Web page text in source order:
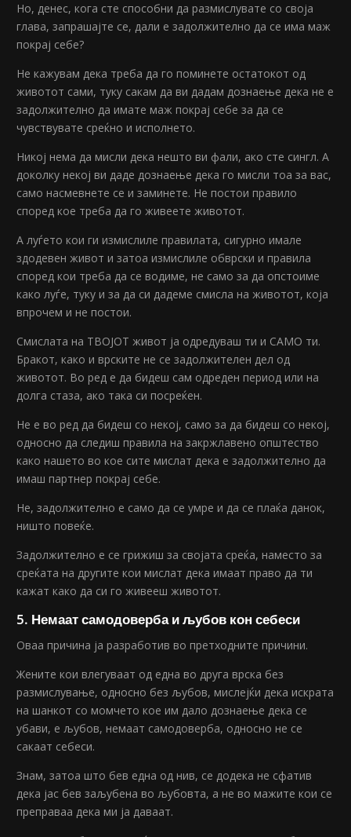
Но, денес, кога сте способни да размислувате со своја
глава, запрашајте се, дали е задолжително да се има маж
покрај себе?
Не кажувам дека треба да го поминете остатокот од
животот сами, туку сакам да ви дадам дознаење дека не е
задолжително да имате маж покрај себе за да се
чувствувате среќно и исполнето.
Никој нема да мисли дека нешто ви фали, ако сте сингл. А
доколку некој ви даде дознаење дека го мисли тоа за вас,
само насмевнете се и заминете. Не постои правило
според кое треба да го живеете животот.
А луѓето кои ги измислиле правилата, сигурно имале
здодевен живот и затоа измислиле обврски и правила
според кои треба да се водиме, не само за да опстоиме
како луѓе, туку и за да си дадеме смисла на животот, која
впрочем и не постои.
Смислата на ТВОЈОТ живот ја одредуваш ти и САМО ти.
Бракот, како и врските не се задолжителен дел од
животот. Во ред е да бидеш сам одреден период или на
долга стаза, ако така си посреќен.
Не е во ред да бидеш со некој, само за да бидеш со некој,
односно да следиш правила на закржлавено општество
како нашето во кое сите мислат дека е задолжително да
имаш партнер покрај себе.
Не, задолжително е само да се умре и да се плаќа данок,
ништо повеќе.
Задолжително е се грижиш за својата среќа, наместо за
среќата на другите кои мислат дека имаат право да ти
кажат како да си го живееш животот.
5. Немаат самодоверба и љубов кон себеси
Оваа причина ја разработив во претходните причини.
Жените кои влегуваат од една во друга врска без
размислување, односно без љубов, мислејќи дека искрата
на шанкот со момчето кое им дало дознаење дека се
убави, е љубов, немаат самодоверба, односно не се
сакаат себеси.
Знам, затоа што бев една од нив, се додека не сфатив
дека јас бев заљубена во љубовта, а не во мажите кои се
преправаа дека ми ја даваат.